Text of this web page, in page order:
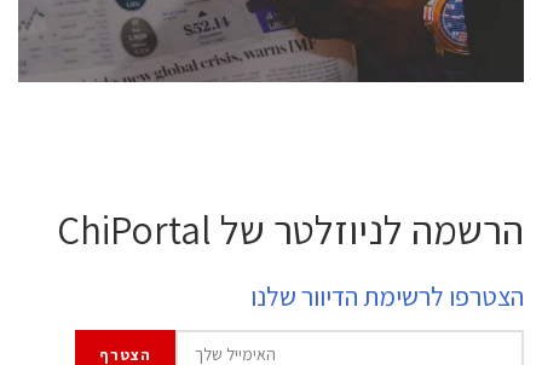
לחץ לפרטים
הרשמה לניוזלטר של ChiPortal
הצטרפו לרשימת הדיוור שלנו